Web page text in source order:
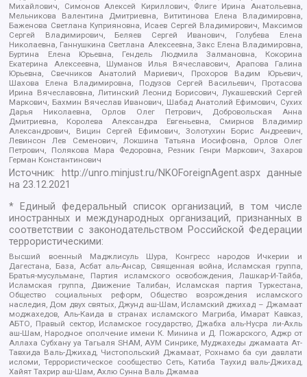
Михайлович, Симонов Алексей Кириллович, Флиге Ирина Анатольевна,
Мельникова Валентина Дмитриевна, Вититинова Елена Владимировна,
Баженова Светлана Куприяновна, Исаев Сергей Владимирович, Максимов
Сергей Владимирович, Беляев Сергей Иванович, Голубева Елена
Николаевна, Ганнушкина Светлана Алексеевна, Закс Елена Владимировна,
Буртина Елена Юрьевна, Гендель Людмила Залмановна, Кокорина
Екатерина Алексеевна, Шуманов Илья Вячеславович, Арапова Галина
Юрьевна, Свечников Анатолий Мариевич, Прохоров Вадим Юрьевич,
Шахова Елена Владимировна, Подузов Сергей Васильевич, Протасова
Ирина Вячеславовна, Литинский Леонид Борисович, Лукашевский Сергей
Маркович, Бахмин Вячеслав Иванович, Шабад Анатолий Ефимович, Сухих
Дарья Николаевна, Орлов Олег Петрович, Добровольская Анна
Дмитриевна, Королева Александра Евгеньевна, Смирнов Владимир
Александрович, Вицин Сергей Ефимович, Золотухин Борис Андреевич,
Левинсон Лев Семенович, Локшина Татьяна Иосифовна, Орлов Олег
Петрович, Полякова Мара Федоровна, Резник Генри Маркович, Захаров
Герман Константинович
Источник: http://unro.minjust.ru/NKOForeignAgent.aspxданные
на23.12.2021
* Единый федеральный список организаций, в том числе
иностранных и международных организаций, признанных в
соответствии с законодательством Российской Федерации
террористическими:
Высший военный Маджлисуль Шура, Конгресс народов Ичкерии и
Дагестана, База, Асбат аль-Ансар, Священная война, Исламская группа,
Братья-мусульмане, Партия исламского освобождения, Лашкар-И-Тайба,
Исламская группа, Движение Талибан, Исламская партия Туркестана,
Общество социальных реформ, Общество возрождения исламского
наследия, Дом двух святых, Джунд аш-Шам, Исламский джихад – Джамаат
моджахедов, Аль-Каида в странах исламского Магриба, Имарат Кавказ,
АБТО, Правый сектор, Исламское государство, Джабха аль-Нусра ли-Ахль
аш-Шам, Народное ополчение имени К. Минина и Д. Пожарского, Аджр от
Аллаха Субхану уа Тагьаля SHAM, АУМ Синрике, Муджахеды джамаата Ат-
Тавхида Валь-Джихад, Чистопольский Джамаат, Рохнамо ба суи давлати
исломи, Террористическое сообщество Сеть, Катиба Таухид валь-Джихад,
Хайят Тахрир аш-Шам, Ахлю Сунна Валь Джамаа